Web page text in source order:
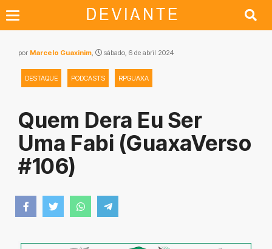
por Marcelo Guaxinim, sábado, 6 de abril 2024
DESTAQUE PODCASTS RPGUAXA
Quem Dera Eu Ser
Uma Fabi (GuaxaVerso
#106)